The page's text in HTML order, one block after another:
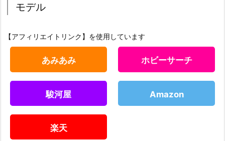
モデル
【アフィリエイトリンク】を使用しています
あみあみ ホビーサーチ
駿河屋 Amazon
楽天